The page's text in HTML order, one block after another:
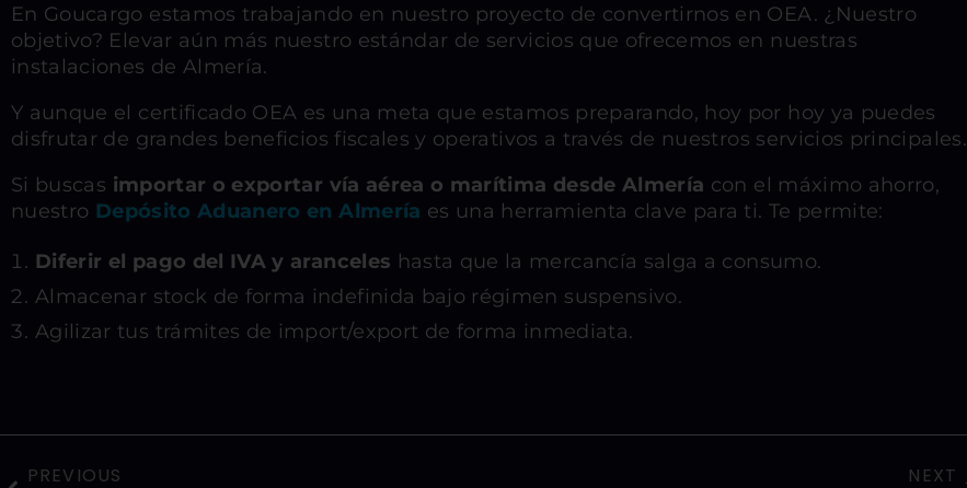
En Goucargo estamos trabajando en nuestro proyecto de convertirnos en OEA. ¿Nuestro
objetivo? Elevar aún más nuestro estándar de servicios que ofrecemos en nuestras
instalaciones de Almería.
Y aunque el certificado OEA es una meta que estamos preparando, hoy por hoy ya puedes
disfrutar de grandes beneficios fiscales y operativos a través de nuestros servicios principales.
Si buscas importar o exportar vía aérea o marítima desde Almería con el máximo ahorro,
nuestro Depósito Aduanero en Almería es una herramienta clave para ti. Te permite:
Diferir el pago del IVA y aranceles hasta que la mercancía salga a consumo.
Almacenar stock de forma indefinida bajo régimen suspensivo.
Agilizar tus trámites de import/export de forma inmediata.
PREVIOUS NEXT